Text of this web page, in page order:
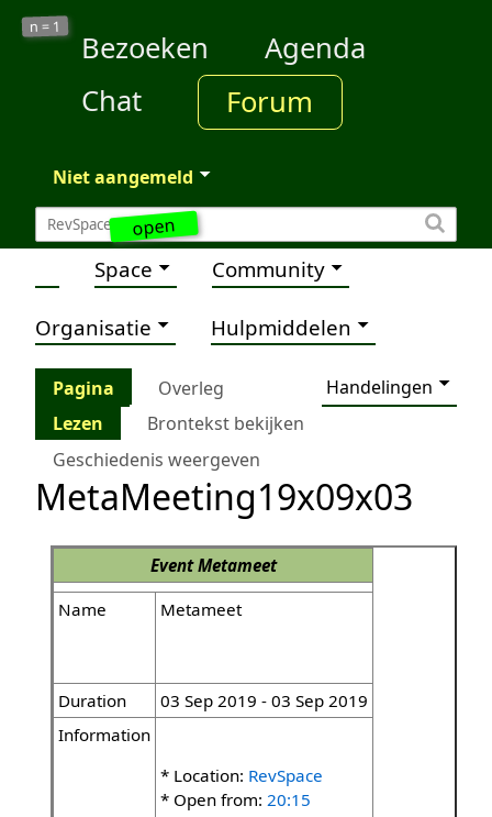
open
n = 1
Bezoeken
Agenda
Chat
Forum
Niet aangemeld
Space Community
Organisatie Hulpmiddelen
Pagina Overleg
Handelingen
Lezen
Brontekst bekijken
Geschiedenis weergeven
MetaMeeting19x09x03
EventMetameet
Name
Metameet
Duration
03 Sep 2019 - 03 Sep 2019
Information
* Location: RevSpace
* Open from: 20:15